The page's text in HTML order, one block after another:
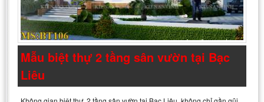
Mẫu biệt thự 2 tầng sân vườn tại Bạc
Liêu